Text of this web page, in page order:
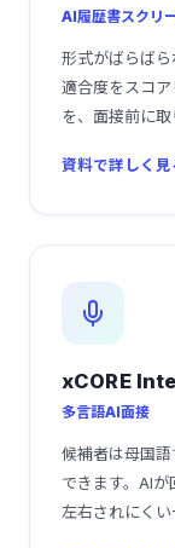
AI履歴書スクリ
形式がばらば
適合度をスコ
を、面接前に取
資料で詳しく見
xCORE
多言語AI面接
候補者は母国
できます。AI
左右されにくい